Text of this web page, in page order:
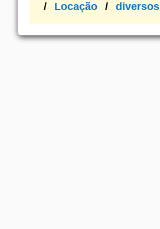
Locação
diversos